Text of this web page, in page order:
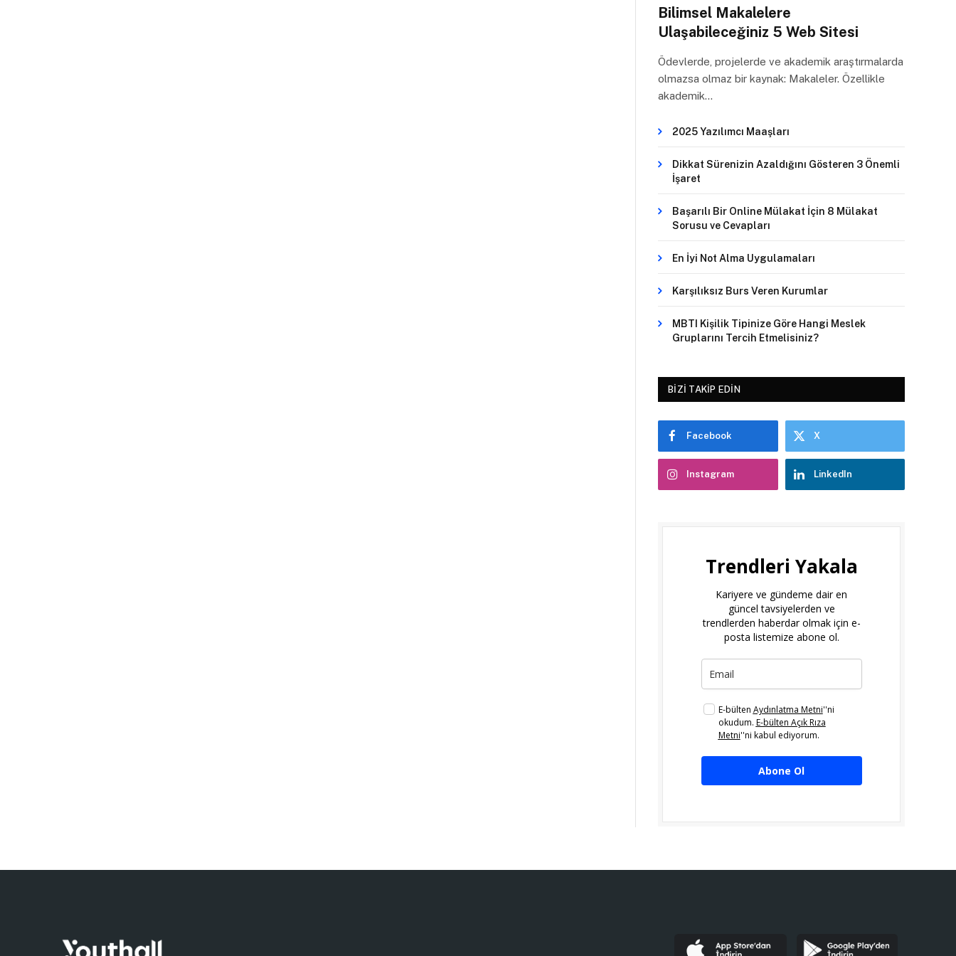
Bilimsel Makalelere
Ulaşabileceğiniz 5 Web Sitesi
Ödevlerde, projelerde ve akademik araştırmalarda
olmazsa olmaz bir kaynak: Makaleler. Özellikle
akademik…
2025 Yazılımcı Maaşları
Dikkat Sürenizin Azaldığını Gösteren 3 Önemli
İşaret
Başarılı Bir Online Mülakat İçin 8 Mülakat
Sorusu ve Cevapları
En İyi Not Alma Uygulamaları
Karşılıksız Burs Veren Kurumlar
MBTI Kişilik Tipinize Göre Hangi Meslek
Gruplarını Tercih Etmelisiniz?
BIZI TAKIP EDIN
Facebook X
Instagram LinkedIn
Trendleri Yakala
Kariyere ve gündeme dair en
güncel tavsiyelerden ve
trendlerden haberdar olmak için e-
posta listemize abone ol.
E-bülten Aydınlatma Metni''ni
okudum. E-bülten Açık Rıza
Metni''ni kabul ediyorum.
Abone Ol